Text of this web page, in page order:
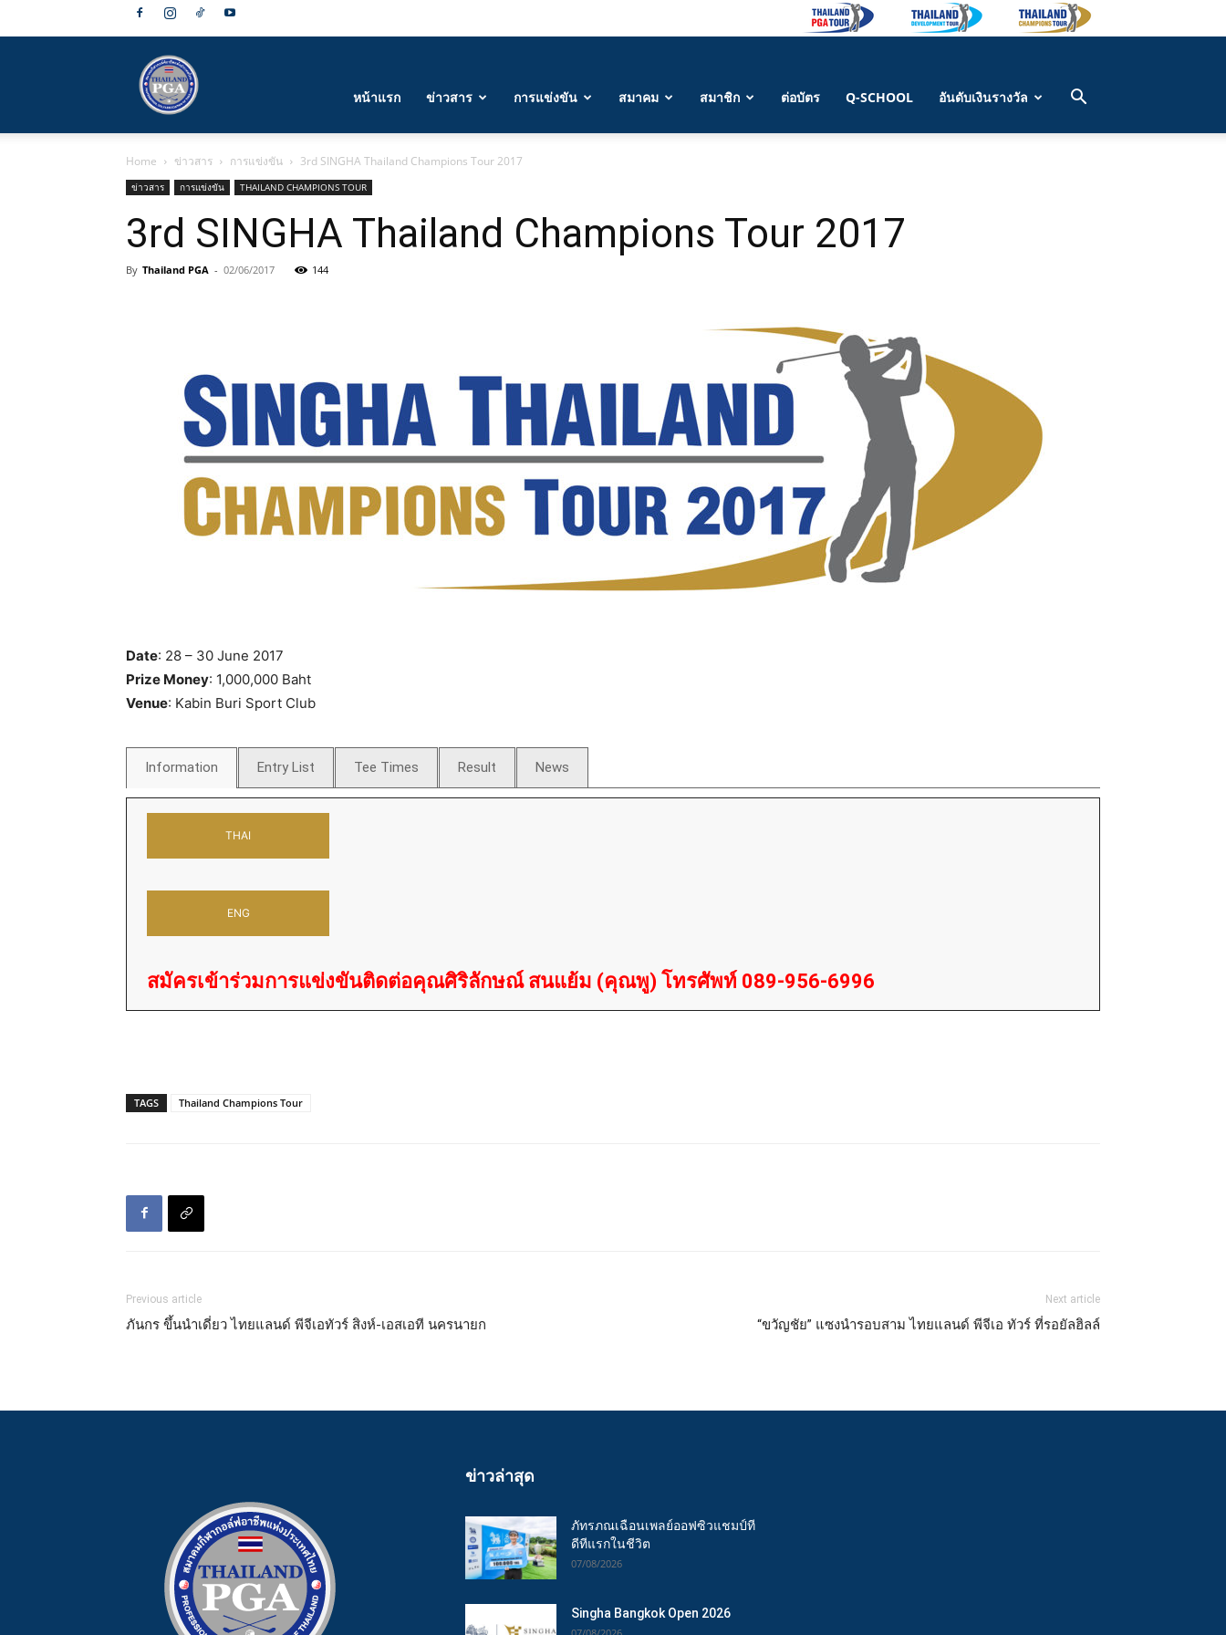
กีฬา
กอล์ฟ
อาชีพ
หน้าแรก ข่าวสาร การแข่งขัน สมาคม สมาชิก ต่อบัตร Q-SCHOOL อันดับเงินรางวัล
Home ข่าวสาร การแข่งขัน 3rd SINGHA Thailand Champions Tour 2017
ข่าวสาร การแข่งขัน THAILAND CHAMPIONS TOUR
3rd SINGHA Thailand Champions Tour 2017
By Thailand PGA - 02/06/2017 144
Date: 28 – 30 June 2017
Prize Money: 1,000,000 Baht
Venue: Kabin Buri Sport Club
Information Entry List Tee Times Result News
THAI
ENG
สมัครเข้าร่วมการแข่งขันติดต่อคุณศิริลักษณ์ สนแย้ม (คุณพู) โทรศัพท์ 089-956-6996
TAGS Thailand Champions Tour
Previous article
ภันกร ขึ้นนำเดี่ยว ไทยแลนด์ พีจีเอทัวร์ สิงห์-เอสเอที นครนายก
Next article
“ขวัญชัย” แซงนำรอบสาม ไทยแลนด์ พีจีเอ ทัวร์ ที่รอยัลฮิลล์
ข่าวล่าสุด
ภัทรภณเฉือนเพลย์ออฟซิวแชมป์ที
ดีทีแรกในชีวิต
07/08/2026
Singha Bangkok Open 2026